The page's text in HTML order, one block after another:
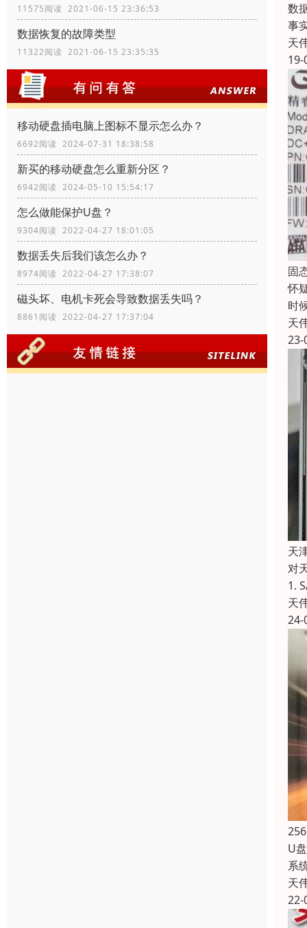
11575阅读 2021-06-15 23:36:53
数据恢复的故障类型
11322阅读 2021-06-15 23:35:35
移动硬盘插电脑上图标不显示怎么办？
6692阅读 2024-07-31 18:38:58
新买的移动硬盘怎么重新分区？
6942阅读 2024-05-10 15:54:17
怎么做能保护U盘？
9304阅读 2022-04-27 18:01:05
数据丢失后我们该怎么办？
8974阅读 2022-04-27 17:38:07
磁头坏、电机卡死会导致数据丢失吗？
8861阅读 2022-04-27 17:37:04
数
事
天
19-
固
怀
时
天
23-
天
对
1.
天
24-
U
系
天
22-